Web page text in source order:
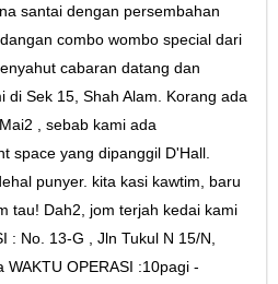
santai dengan persembahan
combo wombo special dari
cabaran datang dan
di Sek 15, Shah Alam. Korang ada
, sebab kami ada
space yang dipanggil D'Hall.
punyer. kita kasi kawtim, baru
tau! Dah2, jom terjah kedai kami
: No. 13-G , Jln Tukul N 15/N,
OPERASI :10pagi -